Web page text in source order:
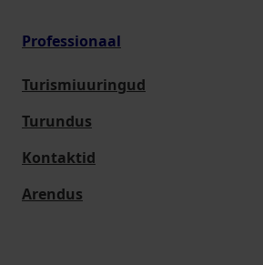
Professionaal
Turismiuuringud
Turundus
Kontaktid
Arendus